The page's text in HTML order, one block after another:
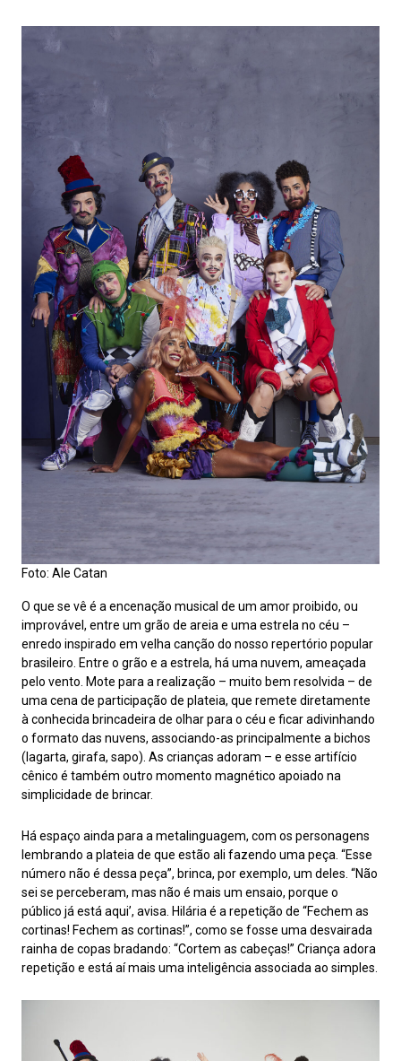
Foto: Ale Catan
O que se vê é a encenação musical de um amor proibido, ou
improvável, entre um grão de areia e uma estrela no céu –
enredo inspirado em velha canção do nosso repertório popular
brasileiro. Entre o grão e a estrela, há uma nuvem, ameaçada
pelo vento. Mote para a realização – muito bem resolvida – de
uma cena de participação de plateia, que remete diretamente
à conhecida brincadeira de olhar para o céu e ficar adivinhando
o formato das nuvens, associando-as principalmente a bichos
(lagarta, girafa, sapo). As crianças adoram – e esse artifício
cênico é também outro momento magnético apoiado na
simplicidade de brincar.
Há espaço ainda para a metalinguagem, com os personagens
lembrando a plateia de que estão ali fazendo uma peça. “Esse
número não é dessa peça”, brinca, por exemplo, um deles. “Não
sei se perceberam, mas não é mais um ensaio, porque o
público já está aqui’, avisa. Hilária é a repetição de “Fechem as
cortinas! Fechem as cortinas!”, como se fosse uma desvairada
rainha de copas bradando: “Cortem as cabeças!” Criança adora
repetição e está aí mais uma inteligência associada ao simples.